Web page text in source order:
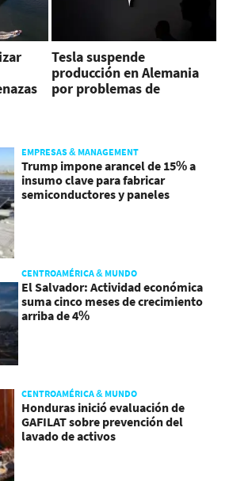
Tesla suspende
producción en Alemania
por problemas de
EMPRESAS & MANAGEMENT
Trump impone arancel de 15% a
insumo clave para fabricar
semiconductores y paneles
CENTROAMÉRICA & MUNDO
El Salvador: Actividad económica
suma cinco meses de crecimiento
arriba de 4%
CENTROAMÉRICA & MUNDO
Honduras inició evaluación de
GAFILAT sobre prevención del
lavado de activos